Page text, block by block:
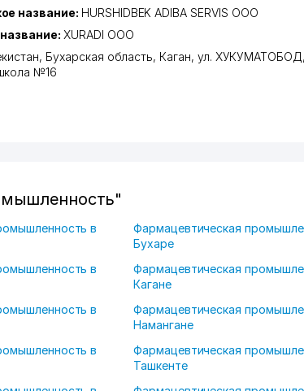
название: HURSHIDBEK ADIBA SERVIS ООО
XURADI ООО
Бухарская область, Каган, ул. ХУКУМАТОБОД
№16
в
Фармацевтическая
Бухаре
в
Фармацевтическая
Кагане
в
Фармацевтическая
Намангане
в
Фармацевтическая
Ташкенте